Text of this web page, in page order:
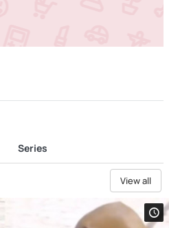
Series
View all